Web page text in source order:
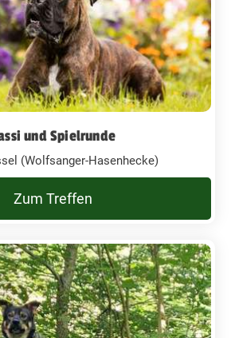
und Spielrunde
(Wolfsanger-Hasenhecke)
Zum Treffen